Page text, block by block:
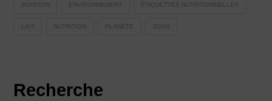
BOISSON ENVIRONNEMENT ÉTIQUETTES NUTRITIONNELLES
LAIT NUTRITION PLANÈTE SOYA
Recherche